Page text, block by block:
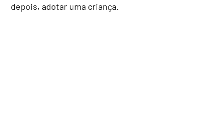
depois, adotar uma criança.